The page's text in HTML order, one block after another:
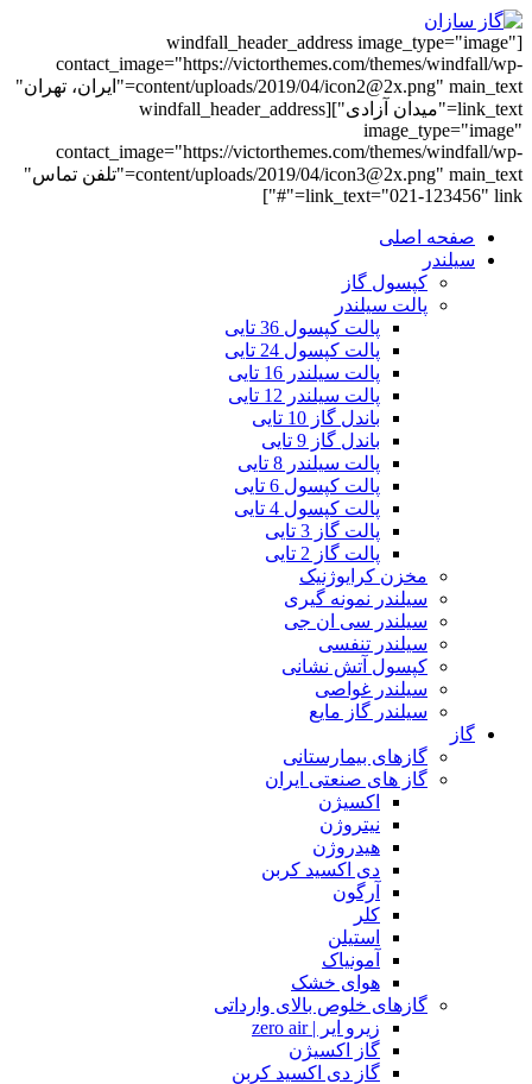
[windfall_header_address image_type="image"
contact_image="https://victorthemes.com/themes/windfall/wp-
content/uploads/2019/04/icon2@2x.png" main_text="ایران، تهران"
link_text="میدان آزادی"][windfall_header_address
image_type="image"
contact_image="https://victorthemes.com/themes/windfall/wp-
content/uploads/2019/04/icon3@2x.png" main_text="تلفن تماس"
link_text="021-123456" link="#"]
صفحه اصلی
سیلندر
کپسول گاز
پالت سیلندر
پالت کپسول 36 تایی
پالت کپسول 24 تایی
پالت سیلندر 16 تایی
پالت سیلندر 12 تایی
باندل گاز 10 تایی
باندل گاز 9 تایی
پالت سیلندر 8 تایی
پالت کپسول 6 تایی
پالت کپسول 4 تایی
پالت گاز 3 تایی
پالت گاز 2 تایی
مخزن کرایوژنیک
سیلندر نمونه گیری
سیلندر سی ان جی
سیلندر تنفسی
کپسول آتش نشانی
سیلندر غواصی
سیلندر گاز مایع
گاز
گازهای بیمارستانی
گاز های صنعتی ایران
اکسیژن
نیتروژن
هیدروژن
دی اکسید کربن
آرگون
کلر
استیلن
آمونیاک
هوای خشک
گازهای خلوص بالای وارداتی
زیرو ایر | zero air
گاز اکسیژن
گاز دی اکسید کربن